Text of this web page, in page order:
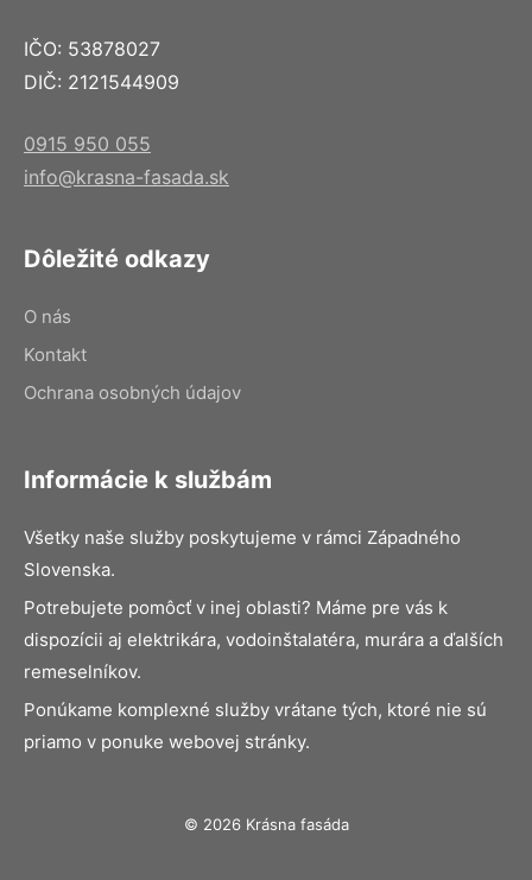
IČO: 53878027
DIČ: 2121544909
0915 950 055
info@krasna-fasada.sk
Dôležité odkazy
O nás
Kontakt
Ochrana osobných údajov
Informácie k službám
Všetky naše služby poskytujeme v rámci Západného
Slovenska.
Potrebujete pomôcť v inej oblasti? Máme pre vás k
dispozícii aj elektrikára, vodoinštalatéra, murára a ďalších
remeselníkov.
Ponúkame komplexné služby vrátane tých, ktoré nie sú
priamo v ponuke webovej stránky.
© 2026 Krásna fasáda